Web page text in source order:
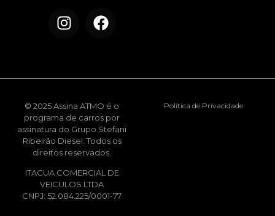
© 2025 Assina ATMO é o
programa de carros por
assinatura do Grupo Stefani
Ribeirão Diesel. Todos os
direitos reservados.
ITACUA COMERCIAL DE
VEICULOS LTDA
CNPJ: 52.084.225/0001-77
Política de Privacidade